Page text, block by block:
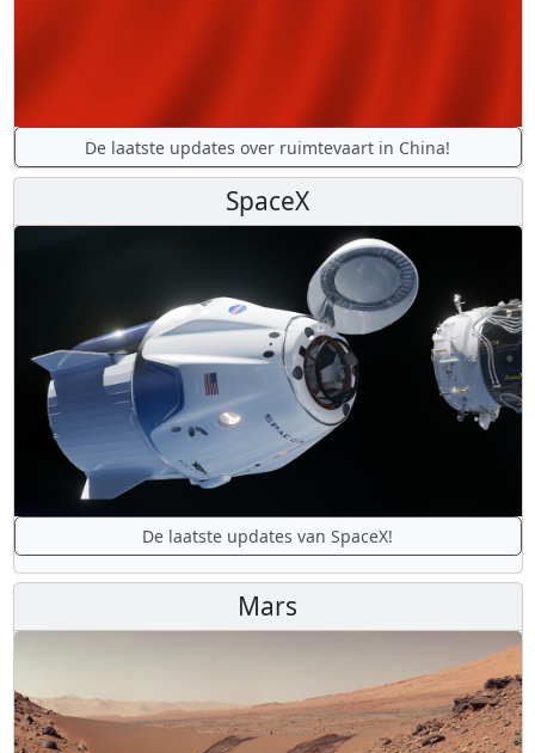
De laatste updates over ruimtevaart in China!
SpaceX
De laatste updates van SpaceX!
Mars